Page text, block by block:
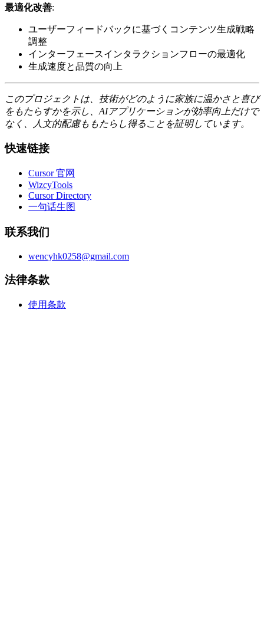
最適化改善:
ユーザーフィードバックに基づくコンテンツ生成戦略
調整
インターフェースインタラクションフローの最適化
生成速度と品質の向上
このプロジェクトは、技術がどのように家族に温かさと喜び
をもたらすかを示し、AIアプリケーションが効率向上だけで
なく、人文的配慮ももたらし得ることを証明しています。
快速链接
Cursor 官网
WizcyTools
Cursor Directory
一句话生图
联系我们
wencyhk0258@gmail.com
法律条款
使用条款